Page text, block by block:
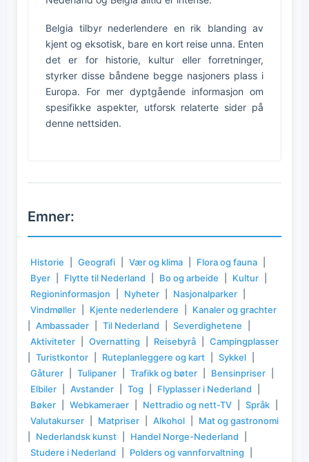
Belgia tilbyr nederlendere en rik blanding av
kjent og eksotisk, bare en kort reise unna. Enten
det er for historie, kultur eller forretninger,
styrker disse båndene begge nasjoners plass i
Europa. For mer dyptgående informasjon om
spesifikke aspekter, utforsk relaterte sider på
denne nettsiden.
Emner:
Historie Geografi Vær og klima Flora og fauna
Byer
Flytte til Nederland Bo og arbeide Kultur
Regioninformasjon
Nyheter Nasjonalparker
Vindmøller
Kjente nederlendere
Kanaler og grachter
Ambassader Til Nederland Severdighetene
Aktiviteter
Overnatting Reisebyrå
Campingplasser
Turistkontor Ruteplanleggere og kart Sykkel
Gåturer
Tulipaner Trafikk og bøter Bensinpriser
Elbiler
Avstander Tog Flyplasser i Nederland
Bøker
Webkameraer Nettradio og nett-TV Språk
Valutakurser
Matpriser Alkohol
Mat og gastronomi
Nederlandsk kunst Handel Norge-Nederland
Studere i Nederland
Polders og vannforvaltning